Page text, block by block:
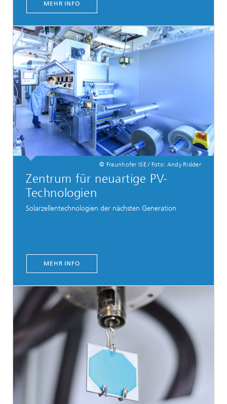
MEHR INFO
© Fraunhofer ISE / Foto: Andy Ridder
Zentrum für neuartige PV-
Technologien
Solarzellentechnologien der nächsten Generation
MEHR INFO